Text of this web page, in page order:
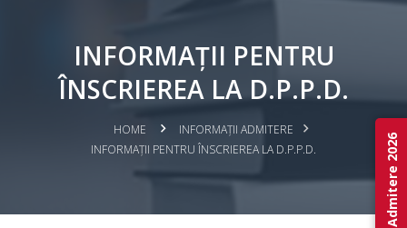
INFORMAȚII PENTRU
ÎNSCRIEREA LA D.P.P.D.
HOME
INFORMAȚII ADMITERE
INFORMAȚII PENTRU ÎNSCRIEREA LA D.P.P.D.
Admitere 2026